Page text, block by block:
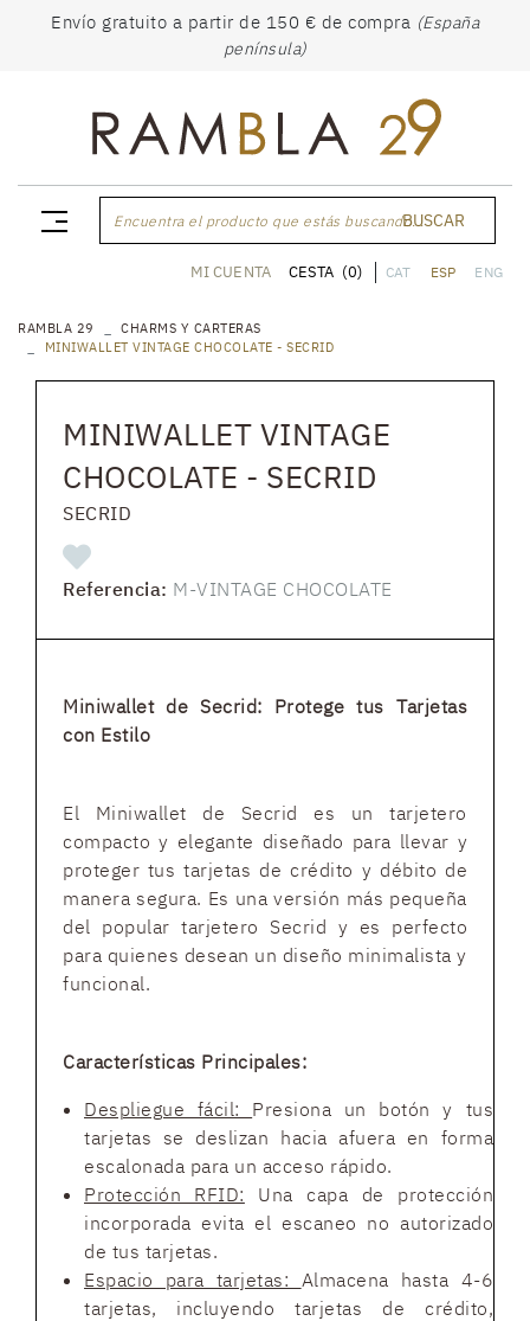
Envío gratuito a partir de 150 € de compra (España
península)
Encuentra el producto que estás buscando...BUSCAR
CAT ESP ENG
MI CUENTA CESTA (0)
RAMBLA 29
CHARMS Y CARTERAS
MINIWALLET VINTAGE CHOCOLATE - SECRID
MINIWALLET VINTAGE
CHOCOLATE - SECRID
SECRID
Referencia: M-VINTAGE CHOCOLATE
Miniwallet de Secrid: Protege tus Tarjetas
con Estilo
El Miniwallet de Secrid es un tarjetero
compacto y elegante diseñado para llevar y
proteger tus tarjetas de crédito y débito de
manera segura. Es una versión más pequeña
del popular tarjetero Secrid y es perfecto
para quienes desean un diseño minimalista y
funcional.
Características Principales:
Despliegue fácil: Presiona un botón y tus
tarjetas se deslizan hacia afuera en forma
escalonada para un acceso rápido.
Protección RFID: Una capa de protección
incorporada evita el escaneo no autorizado
de tus tarjetas.
Espacio para tarjetas: Almacena hasta 4-6
tarjetas, incluyendo tarjetas de crédito,